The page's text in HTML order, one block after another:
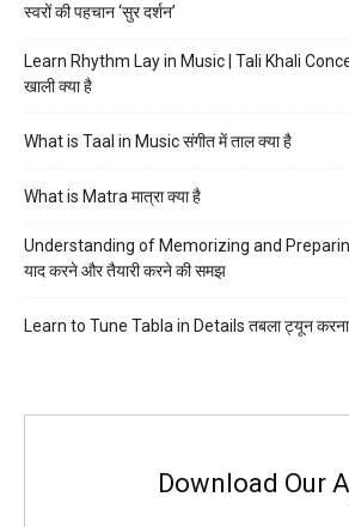
स्वरों की पहचान ‘सुर दर्शन’
Learn Rhythm Lay in Music | Tali Khali
खाली क्या है
What is Taal in Music संगीत में ताल क्या है
What is Matra मात्रा क्या है
Understanding of Memorizing and
याद करने और तैयारी करने की समझ
Learn to Tune Tabla in Details तबला ट्यून
Download Our